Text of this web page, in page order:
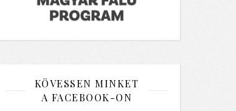
KÖVESSEN MINKET
A FACEBOOK-ON